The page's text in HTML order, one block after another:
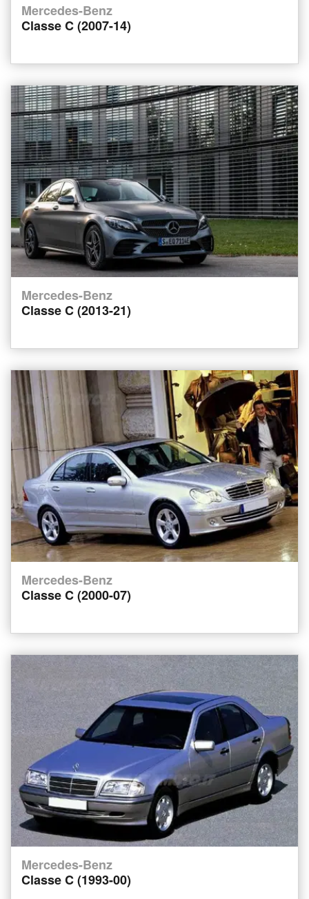
Mercedes-Benz
Classe C (2007-14)
Mercedes-Benz
Classe C (2013-21)
Mercedes-Benz
Classe C (2000-07)
Mercedes-Benz
Classe C (1993-00)